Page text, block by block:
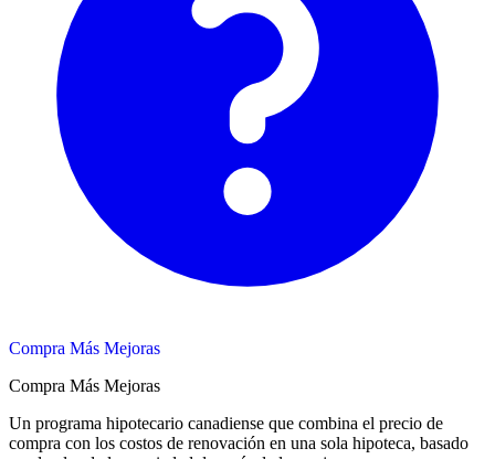
Compra Más Mejoras
Compra Más Mejoras
Un programa hipotecario canadiense que combina el precio de
compra con los costos de renovación en una sola hipoteca, basado